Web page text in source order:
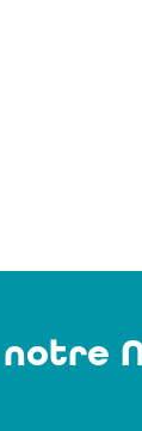
notre